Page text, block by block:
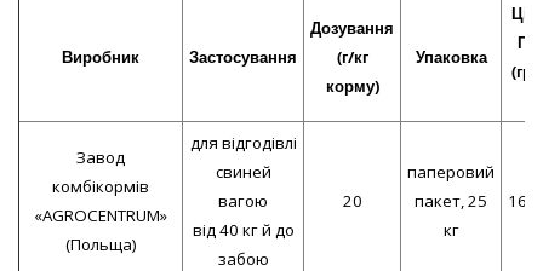
Виробник Застосування
Дозування
(г/кг
корму)
Упаковка
Завод
комбікормів
«AGROCENTRUM»
(Польща)
для відгодівлі
свиней
вагою
від 40 кг й до
забою
20
паперовий
пакет, 25
кг